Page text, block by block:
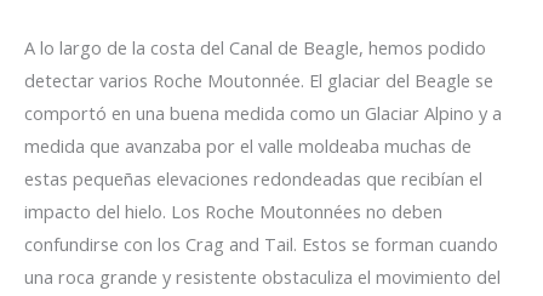
A lo largo de la costa del Canal de Beagle, hemos podido
detectar varios Roche Moutonnée. El glaciar del Beagle se
comportó en una buena medida como un Glaciar Alpino y a
medida que avanzaba por el valle moldeaba muchas de
estas pequeñas elevaciones redondeadas que recibían el
impacto del hielo. Los Roche Moutonnées no deben
confundirse con los Crag and Tail. Estos se forman cuando
una roca grande y resistente obstaculiza el movimiento del